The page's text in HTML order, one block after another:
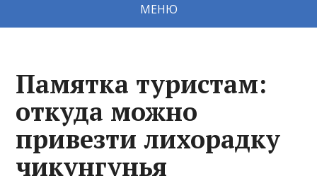
МЕНЮ
Памятка туристам:
откуда можно
привезти лихорадку
чикунгунья